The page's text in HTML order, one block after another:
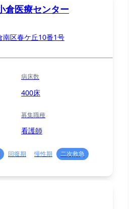
倉医療センター
南区春ケ丘10番1号
病床数
400床
募集職種
看護師
回復期 慢性期
二次救急